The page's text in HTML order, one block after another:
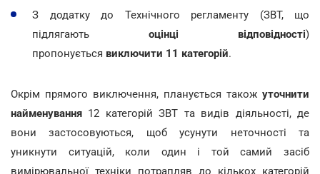
З додатку до Технічного регламенту (ЗВТ, що
підлягають оцінці відповідності)
пропонується виключити 11 категорій.
Окрім прямого виключення, планується також уточнити
найменування 12 категорій ЗВТ та видів діяльності, де
вони застосовуються, щоб усунути неточності та
уникнути ситуацій, коли один і той самий засіб
вимірювальної техніки потрапляв до кількох категорій